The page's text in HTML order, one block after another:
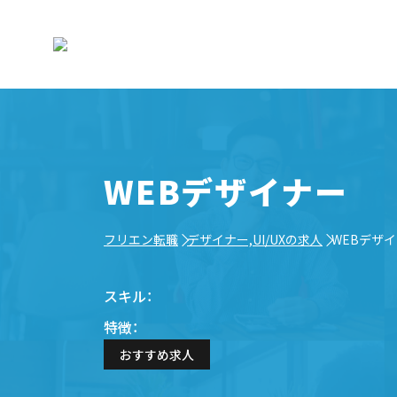
WEBデザイナー
フリエン転職 デザイナー,UI/UXの求人 WEBデザ
スキル：
特徴：
おすすめ求人